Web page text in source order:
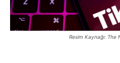
Resim Kaynağı: The